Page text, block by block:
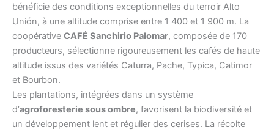
bénéficie des conditions exceptionnelles du terroir Alto
Unión, à une altitude comprise entre 1 400 et 1 900 m. La
coopérative CAFÉ Sanchirio Palomar, composée de 170
producteurs, sélectionne rigoureusement les cafés de haute
altitude issus des variétés Caturra, Pache, Typica, Catimor
et Bourbon.
Les plantations, intégrées dans un système
d’agroforesterie sous ombre, favorisent la biodiversité et
un développement lent et régulier des cerises. La récolte